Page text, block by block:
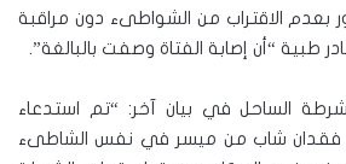
بعدم الاقتراب من الشواطىء دون مراقبة
طبية “أن إصابة الفتاة وصفت بالبالغة”.
الساحل في بيان آخر: “تم استدعاء
فقدان شاب من ميسر في نفس الشاطىء